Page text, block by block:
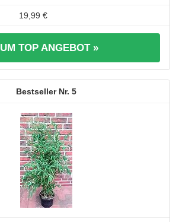
19,99 €
TOP ANGEBOT »
5